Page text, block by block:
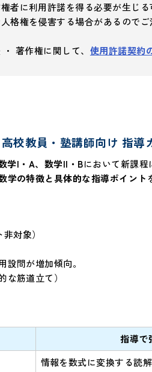
者に利用許諾を得る必要が生じ
格権を侵害する場合があるのでご
著作権に関して、 使用許諾契約
校教員・塾講師向け 指導
学I・A、数学II・Bにおいて新課
学の特徴と具体的な指導ポイント
対象）
問が増加傾向。
筋道立て）
指導で
情報を数式に変換する読